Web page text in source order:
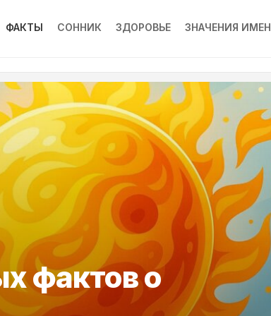
ФАКТЫ СОННИК ЗДОРОВЬЕ ЗНАЧЕНИЯ ИМЕН
фактов о